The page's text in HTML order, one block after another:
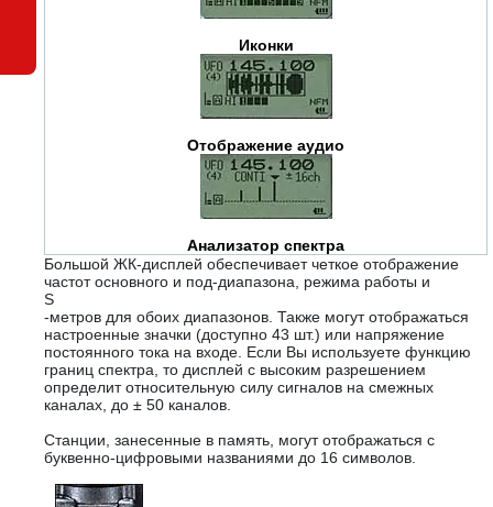
Иконки
Отображение аудио
Анализатор спектра
Большой ЖК-дисплей обеспечивает четкое отображение
частот основного и под-диапазона, режима работы и
S
-метров для обоих диапазонов. Также могут отображаться
настроенные значки (доступно 43 шт.) или напряжение
постоянного тока на входе. Если Вы используете функцию
границ спектра, то дисплей с высоким разрешением
определит относительную силу сигналов на смежных
каналах, до ± 50 каналов.
Станции, занесенные в память, могут отображаться с
буквенно-цифровыми названиями до 16 символов.